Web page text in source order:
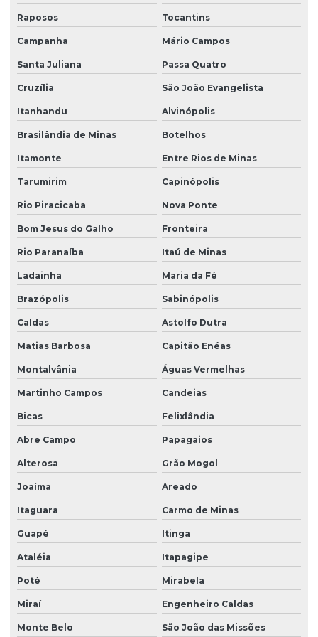
Raposos Tocantins
Campanha Mário Campos
Santa Juliana Passa Quatro
Cruzília São João Evangelista
Itanhandu Alvinópolis
Brasilândia de Minas Botelhos
Itamonte Entre Rios de Minas
Tarumirim Capinópolis
Rio Piracicaba Nova Ponte
Bom Jesus do Galho Fronteira
Rio Paranaíba Itaú de Minas
Ladainha Maria da Fé
Brazópolis Sabinópolis
Caldas Astolfo Dutra
Matias Barbosa Capitão Enéas
Montalvânia Águas Vermelhas
Martinho Campos Candeias
Bicas Felixlândia
Abre Campo Papagaios
Alterosa Grão Mogol
Joaíma Areado
Itaguara Carmo de Minas
Guapé Itinga
Ataléia Itapagipe
Poté Mirabela
Miraí Engenheiro Caldas
Monte Belo São João das Missões